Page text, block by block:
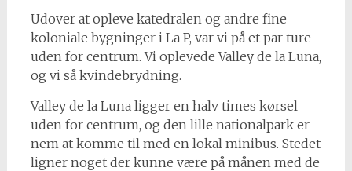
Udover at opleve katedralen og andre fine
koloniale bygninger i La P, var vi på et par ture
uden for centrum. Vi oplevede Valley de la Luna,
og vi så kvindebrydning.
Valley de la Luna ligger en halv times kørsel
uden for centrum, og den lille nationalpark er
nem at komme til med en lokal minibus. Stedet
ligner noget der kunne være på månen med de